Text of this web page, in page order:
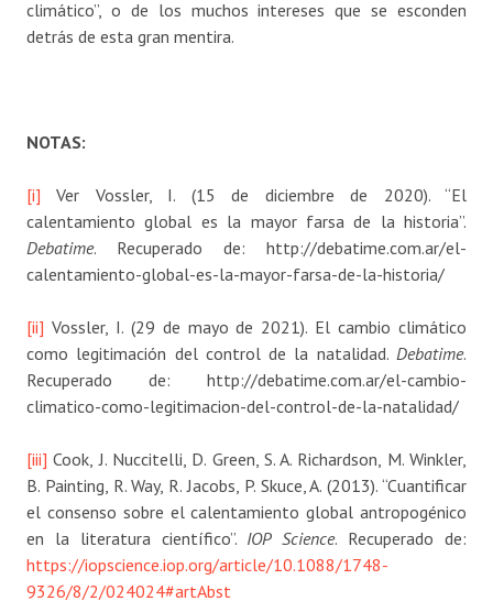
climático”, o de los muchos intereses que se esconden
detrás de esta gran mentira.
NOTAS:
[i] Ver Vossler, I. (15 de diciembre de 2020). “El
calentamiento global es la mayor farsa de la historia”.
Debatime. Recuperado de: http://debatime.com.ar/el-
calentamiento-global-es-la-mayor-farsa-de-la-historia/
[ii] Vossler, I. (29 de mayo de 2021). El cambio climático
como legitimación del control de la natalidad. Debatime.
Recuperado de: http://debatime.com.ar/el-cambio-
climatico-como-legitimacion-del-control-de-la-natalidad/
[iii] Cook, J. Nuccitelli, D. Green, S. A. Richardson, M. Winkler,
B. Painting, R. Way, R. Jacobs, P. Skuce, A. (2013). “Cuantificar
el consenso sobre el calentamiento global antropogénico
en la literatura científico”. IOP Science. Recuperado de:
https://iopscience.iop.org/article/10.1088/1748-
9326/8/2/024024#artAbst